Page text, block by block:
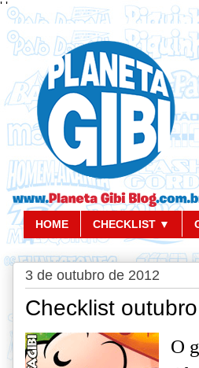
' '
HOME CHECKLIST ▼
3 de outubro de 2012
Checklist
O